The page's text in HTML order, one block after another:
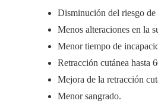
Disminución del riesgo de
Menos alteraciones en la
Menor tiempo de
Retracción cutánea hasta
Mejora de la retracción
Menor sangrado.